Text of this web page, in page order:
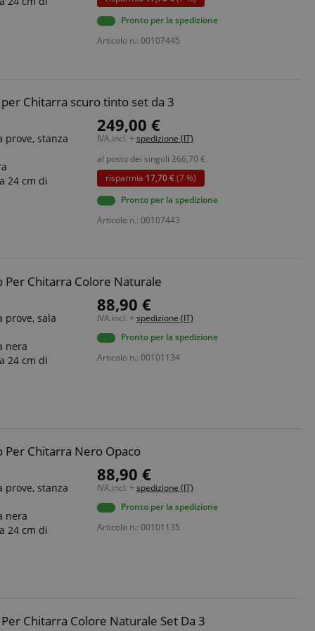
Pronto per la spedizione
Articolo n.: 00107445
per Chitarra scuro tinto set da 3
prove, stanza
24 cm di
249,00 €
IVA.incl. + spedizione (IT)
al posto dei singoli 266,70 €
risparmia 17,70 €(7 %)
Pronto per la spedizione
Articolo n.: 00107443
Per Chitarra Colore Naturale
prove, sala
nera
24 cm di
88,90 €
IVA.incl. + spedizione (IT)
Pronto per la spedizione
Articolo n.: 00101134
Per Chitarra Nero Opaco
prove, stanza
nera
24 cm di
88,90 €
IVA.incl. + spedizione (IT)
Pronto per la spedizione
Articolo n.: 00101135
Chitarra Colore Naturale Set Da 3
dal servizio
molto comune,
di sessione è
per la gestione
che è un
utilizzato da
assegnando
È incluso in
di visitatori,
come
utilizza il sito
visto prima di
It can be
many
pubblicità su
shown that may
cookie. It
website.
della pagina
vengono
della pagina
da dove si
on the website,
gli utenti
pagine del
e in genere si
su un
verrà